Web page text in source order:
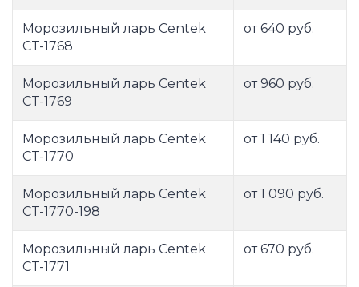
Морозильный ларь Centek
CT-1768
от 640 руб.
Морозильный ларь Centek
CT-1769
от 960 руб.
Морозильный ларь Centek
CT-1770
от 1 140 руб.
Морозильный ларь Centek
CT-1770-198
от 1 090 руб.
Морозильный ларь Centek
CT-1771
от 670 руб.